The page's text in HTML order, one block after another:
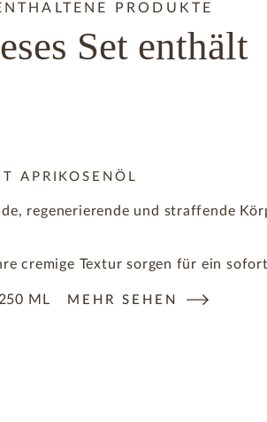
PRODUKTE
Set enthält
APRIKOSENÖL
regenerierende und straffende
cremige Textur sorgen für ein
ML MEHR SEHEN